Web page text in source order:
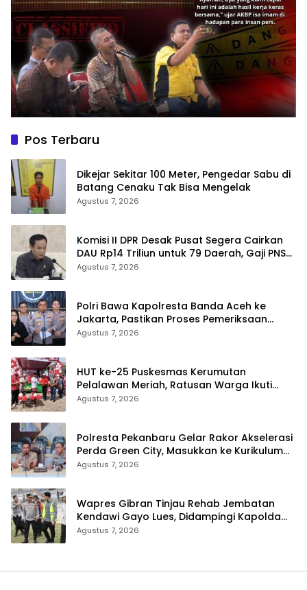
Pos Terbaru
Dikejar Sekitar 100 Meter, Pengedar Sabu di
Agustus 7, 2026
Komisi II DPR Desak Pusat Segera Cairkan
DAU Rp14 Triliun untuk 79 Daerah, Gaji PNS
Terancam Telat
Agustus 7, 2026
Polri Bawa Kapolresta Banda Aceh ke
Jakarta, Pastikan Proses Pemeriksaan
Profesional dan Transparan
Agustus 7, 2026
HUT ke-25 Puskesmas Kerumutan
Pelalawan Meriah, Ratusan Warga Ikuti
Jalan Santai dan Cek Kesehatan Gratis
Agustus 7, 2026
Polresta Pekanbaru Gelar Rakor Akselerasi
Perda Green City, Masukkan ke Kurikulum
Sekolah
Agustus 7, 2026
Wapres Gibran Tinjau Rehab Jembatan
Kendawi Gayo Lues, Didampingi Kapolda
Aceh
Agustus 7, 2026